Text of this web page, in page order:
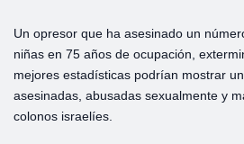
Un opresor que ha asesinado un
niñas en 75 años de ocupación,
mejores estadísticas podrían mostrar
asesinadas, abusadas sexualmente y
colonos israelíes.